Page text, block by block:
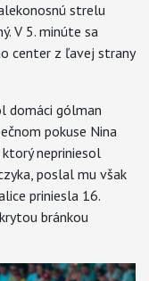
strelu
V 5. minúte sa
center z ľavej strany
domáci gólman
pokuse Nina
nepriniesol
poslal mu však
priniesla 16.
bránkou